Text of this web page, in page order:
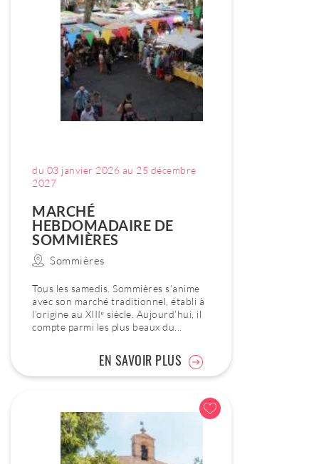
du 03 janvier 2026 au 25 décembre
2027
MARCHÉ
HEBDOMADAIRE DE
SOMMIÈRES
Sommières
Tous les samedis. Sommières s’anime
avec son marché traditionnel, établi à
l'origine au XIIIᵉ siècle. Aujourd’hui, il
compte parmi les plus beaux du...
EN SAVOIR PLUS